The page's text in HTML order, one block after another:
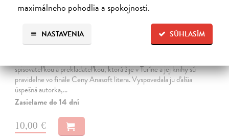
maximálneho pohodlia a spokojnosti.
SÚHLASÍM
NASTAVENIA
Rozum 1/2026
kolektív autorov| Časopis
spisovateľkou a prekladateľkou, ktorá žije v Turíne a jej knihy sú
pravidelne vo finále Ceny Anasoft litera. Vyspovedala ju ďalšia
úspešná autorka,…
Zasielame do 14 dní
10,00 €